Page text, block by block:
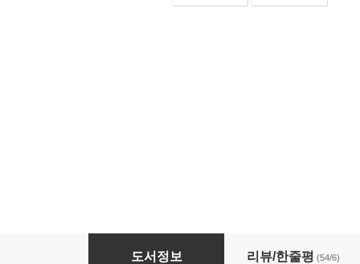
아이와 간다면, 캐나다!
도서정보 리뷰/한줄평 (54/6)